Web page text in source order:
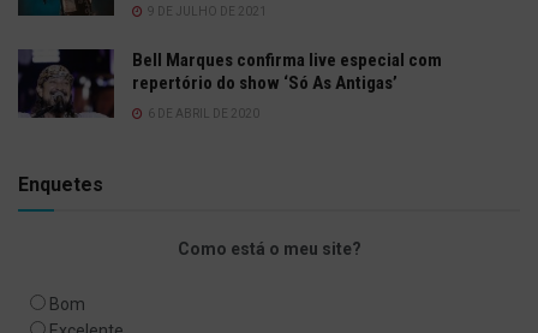
9 DE JULHO DE 2021
Bell Marques confirma live especial com
repertório do show ‘Só As Antigas’
6 DE ABRIL DE 2020
Enquetes
Como está o meu site?
Bom